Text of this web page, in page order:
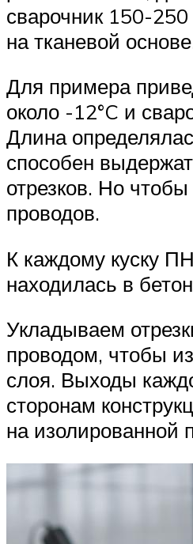
сварочник 150-
на тканевой
Для примера
около -12°C и
Длина
способен
отрезков. Но
проводов.
К каждому куску
находилась в
Укладываем
проводом, чтобы
слоя. Выходы
сторонам
на изолированной